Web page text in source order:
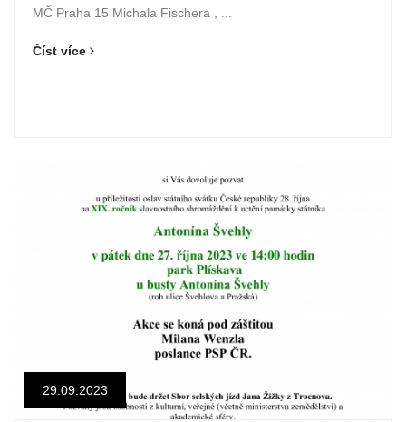
MČ Praha 15 Michala Fischera , ...
Číst více
29.09.2023